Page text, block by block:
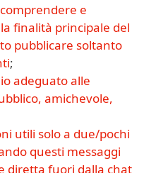
e
finalità principale del
pubblicare soltanto
;
adeguato alle
amichevole,
utili solo a due/pochi
questi messaggi
diretta fuori dalla chat